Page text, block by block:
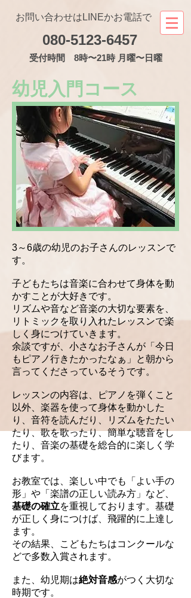
080-5123-6457
お問い合わせはLINEかお電話で
受付時間 8時〜21時 月曜〜日曜
幼児入門コース
3～6歳の幼児のお子さんのレッスンで
す。
子どもたちは音楽に合わせて身体を動
かすことが大好きです。
リズムや音など音楽の大切な要素を、
リトミックを取り入れたレッスンで楽
しく身につけていきます。
余談ですが、小さなお子さんが「今日
もピアノ行きたかったなぁ」と朝から
言ってくださっているそうです。
レッスンの内容は、ピアノを弾くこと
以外、楽器を使って身体を動かした
り、音符を読んだり、リズムをたたい
たり、歌を歌ったり、簡単な聴音をし
たり、 音楽の基礎を総合的に楽しく学
びます。
お教室では、楽しい中でも「よい手の
形」や「楽譜の正しい読み方」など、
基礎の確立を重視しております。基礎
が正しく身につけば、飛躍的に上達し
ます。
​その結果、こどもたちはコンクールな
どで多数入賞されます。
また、 幼児期は絶対音感がつく大切な
時期です。